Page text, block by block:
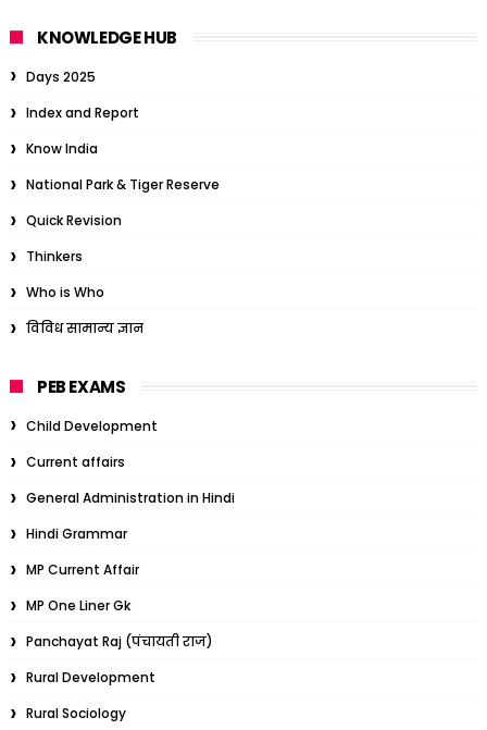
KNOWLEDGE HUB
Days 2025
Index and Report
Know India
National Park & Tiger Reserve
Quick Revision
Thinkers
Who is Who
विविध सामान्य ज्ञान
PEB EXAMS
Child Development
Current affairs
General Administration in Hindi
Hindi Grammar
MP Current Affair
MP One Liner Gk
Panchayat Raj (पंचायती राज)
Rural Development
Rural Sociology